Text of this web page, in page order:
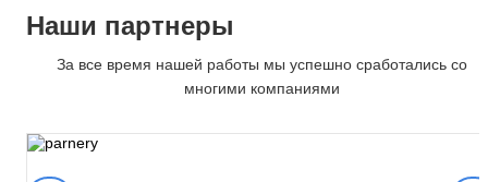
Наши партнеры
За все время нашей работы мы успешно сработались со
многими компаниями